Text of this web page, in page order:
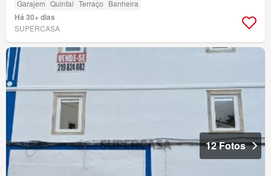
Garajem Quintal Terraço Banheira
Há 30+ dias
SUPERCASA
12 Fotos